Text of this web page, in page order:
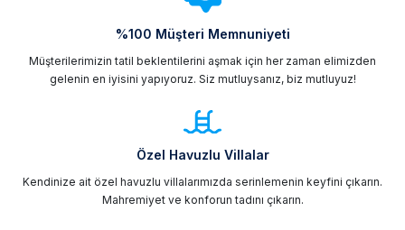
%100 Müşteri Memnuniyeti
Müşterilerimizin tatil beklentilerini aşmak için her zaman elimizden
gelenin en iyisini yapıyoruz. Siz mutluysanız, biz mutluyuz!
Özel Havuzlu Villalar
Kendinize ait özel havuzlu villalarımızda serinlemenin keyfini çıkarın.
Mahremiyet ve konforun tadını çıkarın.